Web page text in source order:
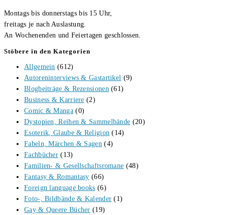
Montags bis donnerstags bis 15 Uhr,
freitags je nach Auslastung.
An Wochenenden und Feiertagen geschlossen.
Stöbere in den Kategorien
Allgemein (612)
Autoreninterviews & Gastartikel (9)
Blogbeiträge & Rezensionen (61)
Business & Karriere (2)
Comic & Manga (0)
Dystopien, Reihen & Sammelbände (20)
Esoterik, Glaube & Religion (14)
Fabeln, Märchen & Sagen (4)
Fachbücher (13)
Familien- & Gesellschaftsromane (48)
Fantasy & Romantasy (66)
Foreign language books (6)
Foto-, Bildbände & Kalender (1)
Gay & Queere Bücher (19)